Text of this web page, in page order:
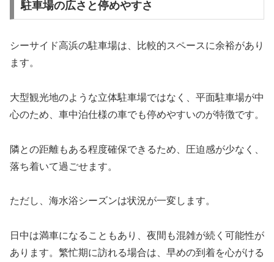
駐車場の広さと停めやすさ
シーサイド高浜の駐車場は、比較的スペースに余裕があり
ます。
大型観光地のような立体駐車場ではなく、平面駐車場が中
心のため、車中泊仕様の車でも停めやすいのが特徴です。
隣との距離もある程度確保できるため、圧迫感が少なく、
落ち着いて過ごせます。
ただし、海水浴シーズンは状況が一変します。
日中は満車になることもあり、夜間も混雑が続く可能性が
あります。繁忙期に訪れる場合は、早めの到着を心がける